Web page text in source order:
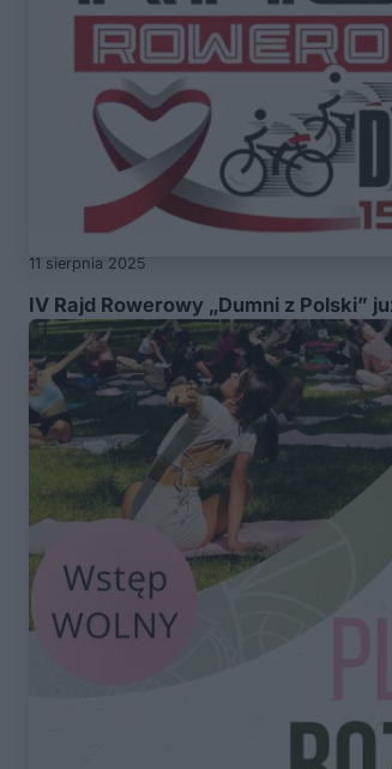
11 sierpnia 2025
IV Rajd Rowerowy „Dumni z Polski”